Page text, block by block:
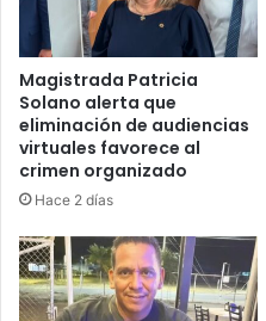
Magistrada Patricia
Solano alerta que
eliminación de audiencias
virtuales favorece al
crimen organizado
Hace 2 días